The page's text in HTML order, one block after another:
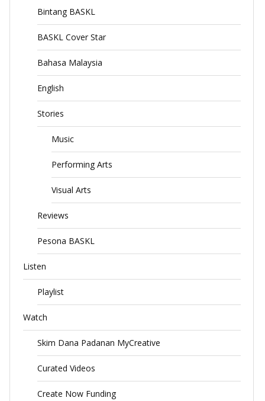
Bintang BASKL
BASKL Cover Star
Bahasa Malaysia
English
Stories
Music
Performing Arts
Visual Arts
Reviews
Pesona BASKL
Listen
Playlist
Watch
Skim Dana Padanan MyCreative
Curated Videos
Create Now Funding